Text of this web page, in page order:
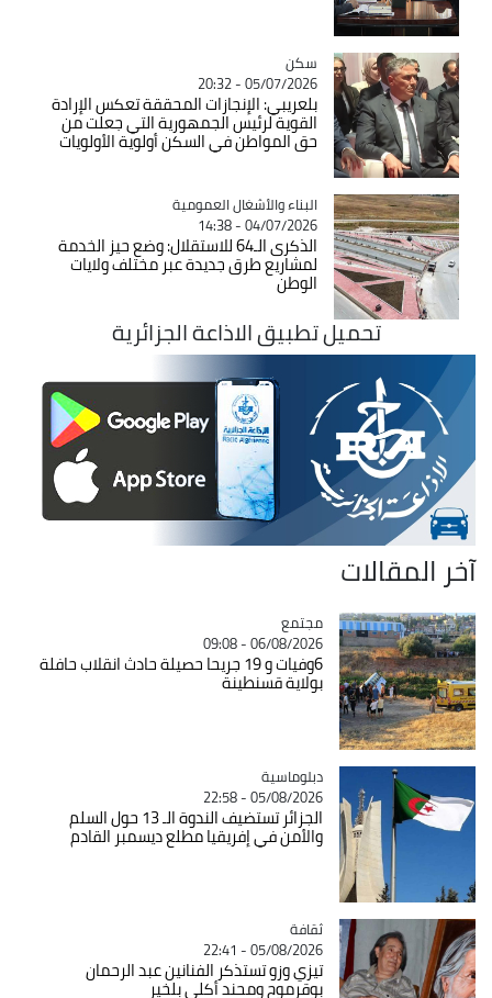
Catégorie
سكن
05/07/2026 - 20:32
بلعريبي: الإنجازات المحققة تعكس الإرادة
القوية لرئيس الجمهورية التي جعلت من
حق المواطن في السكن أولوية الأولويات
Catégorie
البناء والأشغال العمومية
04/07/2026 - 14:38
الذكرى الـ64 للاستقلال: وضع حيز الخدمة
لمشاريع طرق جديدة عبر مختلف ولايات
الوطن
تحميل تطبيق الاذاعة الجزائرية
آخر المقالات
Catégorie
مجتمع
06/08/2026 - 09:08
6وفيات و 19 جريحا حصيلة حادث انقلاب حافلة
بولاية قسنطينة
Catégorie
دبلوماسية
05/08/2026 - 22:58
الجزائر تستضيف الندوة الـ 13 حول السلم
والأمن في إفريقيا مطلع ديسمبر القادم
Catégorie
ثقافة
05/08/2026 - 22:41
تيزي وزو تستذكر الفنانين عبد الرحمان
بوقرموح ومحند أكلي بلخير